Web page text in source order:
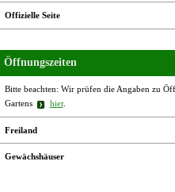
Offizielle Seite
Öffnungszeiten
Bitte beachten: Wir prüfen die Angaben zu
Gartens
hier.
Freiland
Gewächshäuser